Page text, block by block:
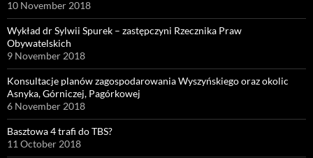
10 November 2018
Wykład dr Sylwii Spurek – zastępczyni Rzecznika Praw
Obywatelskich
9 November 2018
Konsultacje planów zagospodarowania Wyszyńskiego oraz okolic
Asnyka, Górniczej, Pagórkowej
6 November 2018
Basztowa 4 trafi do TBS?
11 October 2018